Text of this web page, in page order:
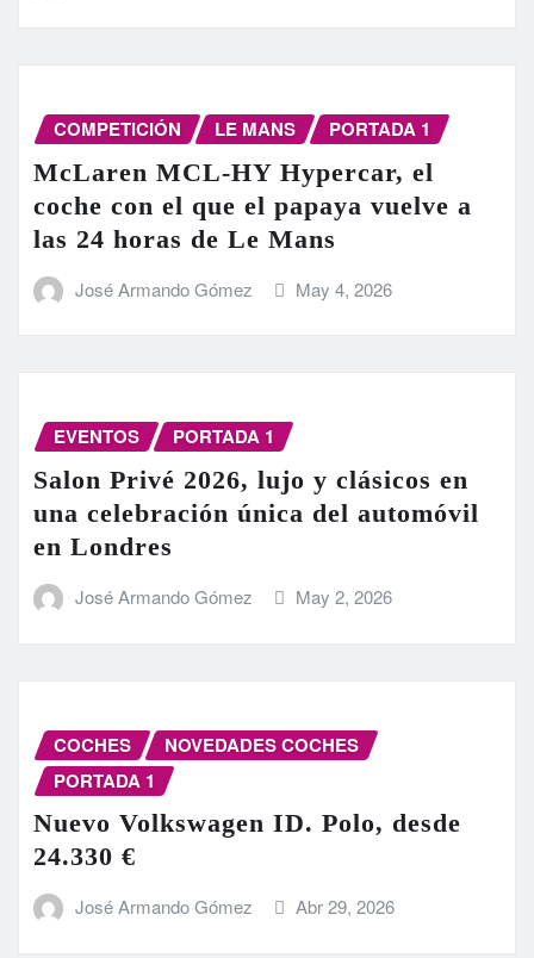
COMPETICIÓN LE MANS PORTADA 1
McLaren MCL-HY Hypercar, el
coche con el que el papaya vuelve a
las 24 horas de Le Mans
José Armando Gómez May 4, 2026
EVENTOS PORTADA 1
Salon Privé 2026, lujo y clásicos en
una celebración única del automóvil
en Londres
José Armando Gómez May 2, 2026
COCHES
NOVEDADES COCHES
PORTADA 1
Nuevo Volkswagen ID. Polo, desde
24.330 €
José Armando Gómez Abr 29, 2026